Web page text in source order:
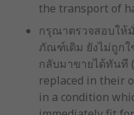
the transport of
กรุณาตรวจสอบให้
ภัณฑ์เดิม ยังไม่ถูก
กลับมาขายได้ทันที
replaced in their
in a condition